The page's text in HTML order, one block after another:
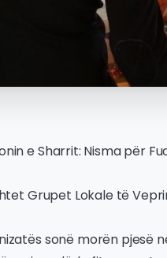
e Sharrit: Nisma për
Grupet Lokale të
sonë morën pjesë